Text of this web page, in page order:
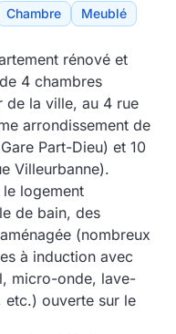
Chambre Meublé
rénové et
4 chambres
de la ville, au 4 rue
arrondissement de
Part-Dieu) et 10
Villeurbanne).
logement
de bain, des
(nombreux
à induction avec
micro-onde, lave-
ouverte sur le